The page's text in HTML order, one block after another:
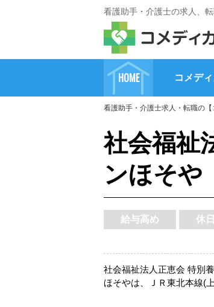
看護助手・介護士の求人、
HOME コメデ
看護助手・介護士求人・転職の
社会福祉
ンほそや
給与高め 休
社会福祉法人正恵会 特別
ほそやは、ＪＲ東北本線(